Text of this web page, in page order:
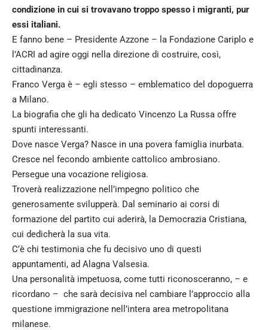
condizione in cui si trovavano troppo spesso i migranti, pur
essi italiani.
E fanno bene – Presidente Azzone – la Fondazione Cariplo e
l’ACRI ad agire oggi nella direzione di costruire, così,
cittadinanza.
Franco Verga è – egli stesso – emblematico del dopoguerra
a Milano.
La biografia che gli ha dedicato Vincenzo La Russa offre
spunti interessanti.
Dove nasce Verga? Nasce in una povera famiglia inurbata.
Cresce nel fecondo ambiente cattolico ambrosiano.
Persegue una vocazione religiosa.
Troverà realizzazione nell’impegno politico che
generosamente svilupperà. Dal seminario ai corsi di
formazione del partito cui aderirà, la Democrazia Cristiana,
cui dedicherà la sua vita.
C’è chi testimonia che fu decisivo uno di questi
appuntamenti, ad Alagna Valsesia.
Una personalità impetuosa, come tutti riconosceranno, – e
ricordano – che sarà decisiva nel cambiare l’approccio alla
questione immigrazione nell’intera area metropolitana
milanese.